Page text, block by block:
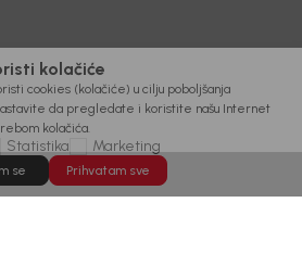
kolačiće
cookies (kolačiće) u cilju poboljšanja
da pregledate i koristite našu Internet
kolačića.
Statistika Marketing
se Prihvatam sve